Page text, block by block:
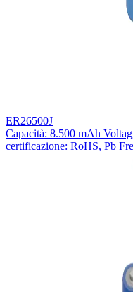
ER26500J
Capacità: 8.500 mAh
certificazione: RoHS, Pb